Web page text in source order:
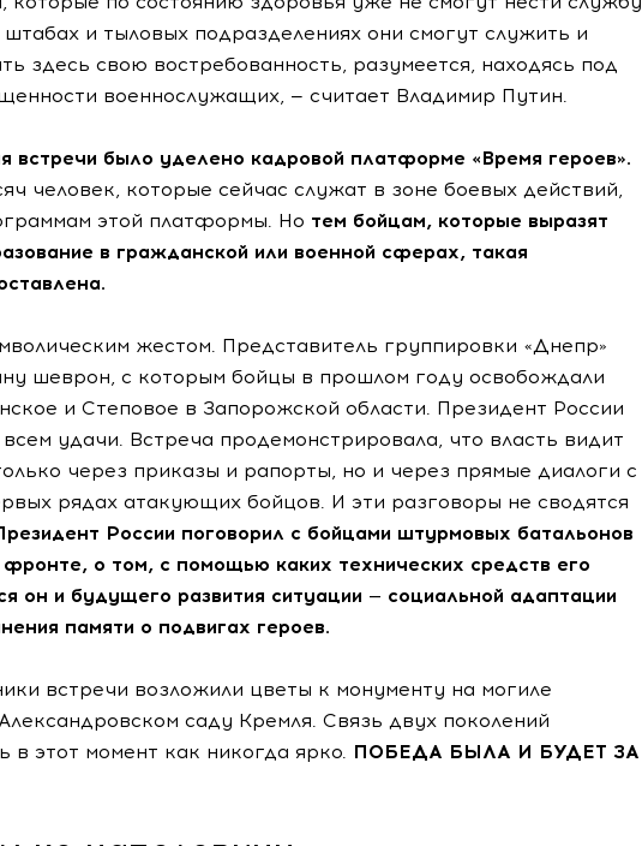
и тыловых подразделениях они смогут служить и
здесь свою востребованность, разумеется, находясь под
военнослужащих, — считает Владимир Путин.
встречи было уделено кадровой платформе «Время героев».
человек, которые сейчас служат в зоне боевых действий,
этой платформы. Но тем бойцам, которые выразят
в гражданской или военной сферах, такая
жестом. Представитель группировки «Днепр»
шеврон, с которым бойцы в прошлом году освобождали
и Степовое в Запорожской области. Президент России
удачи. Встреча продемонстрировала, что власть видит
через приказы и рапорты, но и через прямые диалоги с
рядах атакующих бойцов. И эти разговоры не сводятся
России поговорил с бойцами штурмовых батальонов
о том, с помощью каких технических средств его
он и будущего развития ситуации — социальной адаптации
памяти о подвигах героев.
встречи возложили цветы к монументу на могиле
саду Кремля. Связь двух поколений
в этот момент как никогда ярко. ПОБЕДА БЫЛА И БУДЕТ ЗА